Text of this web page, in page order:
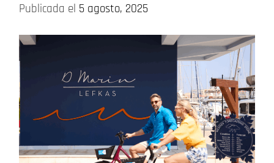
Publicada el 5 agosto, 2025